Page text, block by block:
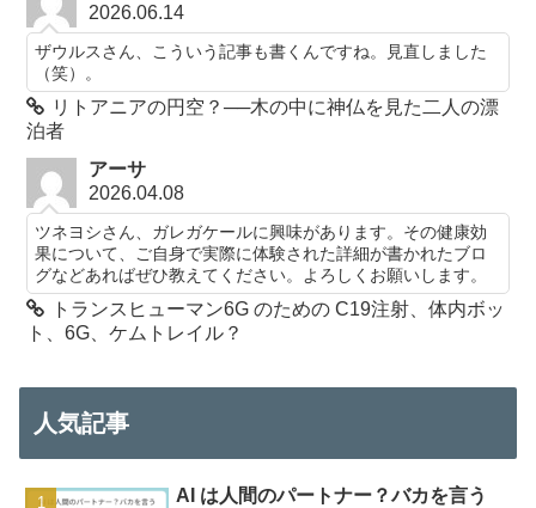
2026.06.14
ザウルスさん、こういう記事も書くんですね。見直しました
（笑）。
リトアニアの円空？──木の中に神仏を見た二人の漂
泊者
アーサ
2026.04.08
ツネヨシさん、ガレガケールに興味があります。その健康効
果について、ご自身で実際に体験された詳細が書かれたブロ
グなどあればぜひ教えてください。よろしくお願いします。
トランスヒューマン6G のための C19注射、体内ボッ
ト、6G、ケムトレイル？
人気記事
AI は人間のパートナー？バカを言う